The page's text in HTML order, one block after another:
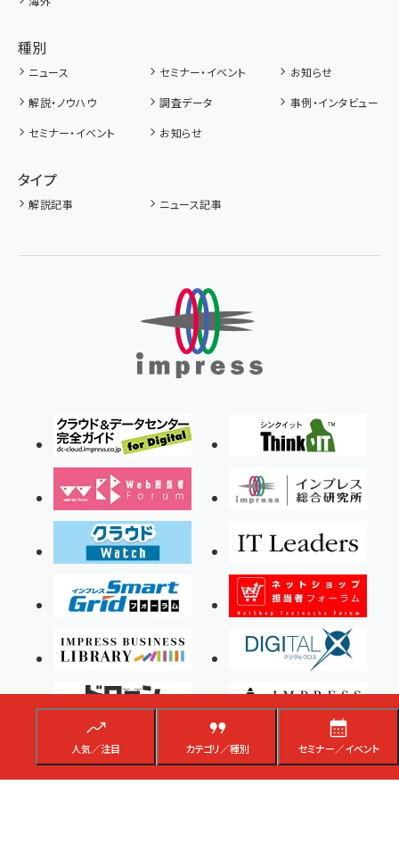
人気／注目 カテゴリ／種別 セミナー／イベント
種別
ニュース セミナー・イベント
お知らせ
解説・ノウハウ
調査データ
事例・インタビュー
セミナー・イベント
お知らせ
タイプ
解説記事 ニュース記事